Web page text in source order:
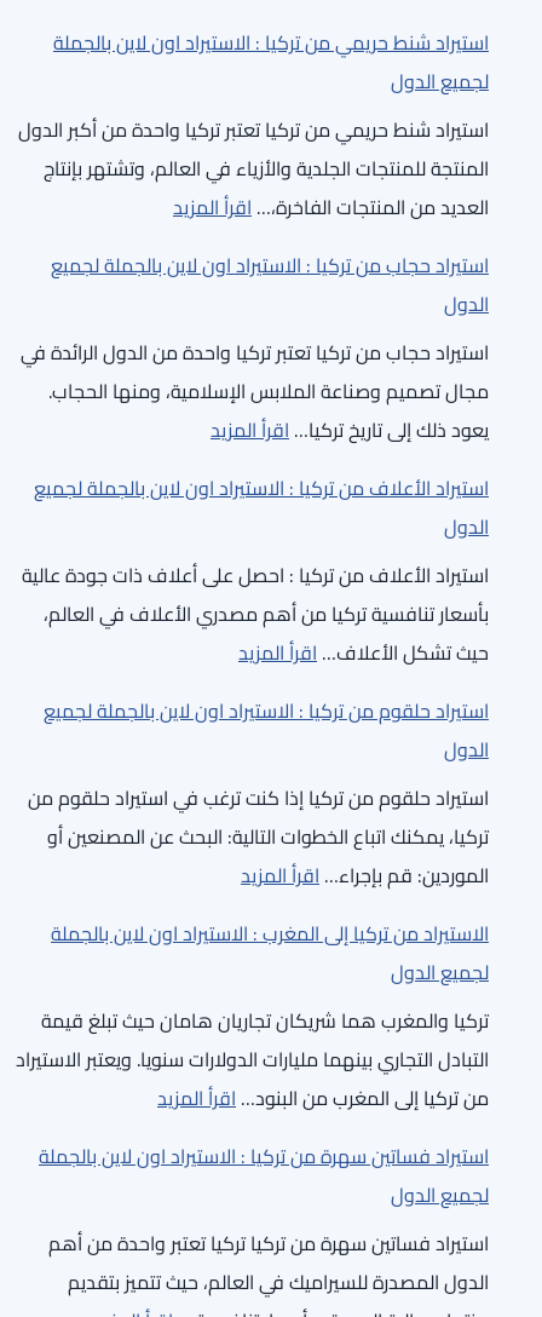
الدول
اون
لجميع
الدول
خضار
من
تركيا
لاين
بالجملة
الدول
استيراد شنط حريمي من تركيا : الاستيراد اون لاين بالجملة
لجميع الدول
استيراد شنط حريمي من تركيا تعتبر تركيا واحدة من أكبر الدول
المنتجة للمنتجات الجلدية والأزياء في العالم، وتشتهر بإنتاج
العديد من المنتجات الفاخرة،…اقرأ المزيد
:
شنط
من
تركيا
الاستيراد
بالجملة
لجميع
استيراد حجاب من تركيا : الاستيراد اون لاين بالجملة لجميع
الدول
استيراد حجاب من تركيا تعتبر تركيا واحدة من الدول الرائدة في
مجال تصميم وصناعة الملابس الإسلامية، ومنها الحجاب.
يعود ذلك إلى تاريخ تركيا…اقرأ المزيد
:
حجاب
تركيا
:
اون
لجميع
الدول
استيراد الأعلاف من تركيا : الاستيراد اون لاين بالجملة لجميع
الدول
استيراد الأعلاف من تركيا : احصل على أعلاف ذات جودة عالية
بأسعار تنافسية تركيا من أهم مصدري الأعلاف في العالم،
حيث تشكل الأعلاف…اقرأ المزيد
:
الأعلاف
تركيا
:
اون
لجميع
الدول
استيراد حلقوم من تركيا : الاستيراد اون لاين بالجملة لجميع
الدول
استيراد حلقوم من تركيا إذا كنت ترغب في استيراد حلقوم من
تركيا، يمكنك اتباع الخطوات التالية: البحث عن المصنعين أو
الموردين: قم بإجراء…اقرأ المزيد
:
حلقوم
تركيا
:
الاستيراد
اون
لجميع
الدول
الاستيراد من تركيا إلى المغرب : الاستيراد اون لاين بالجملة
لجميع الدول
تركيا والمغرب هما شريكان تجاريان هامان حيث تبلغ قيمة
التبادل التجاري بينهما مليارات الدولارات سنويا. ويعتبر الاستيراد
من تركيا إلى المغرب من البنود…اقرأ المزيد
:
من
إلى
المغرب
استيراد فساتين سهرة من تركيا : الاستيراد اون لاين بالجملة
لجميع الدول
استيراد فساتين سهرة من تركيا تركيا تعتبر واحدة من أهم
الدول المصدرة للسيراميك في العالم، حيث تتميز بتقديم